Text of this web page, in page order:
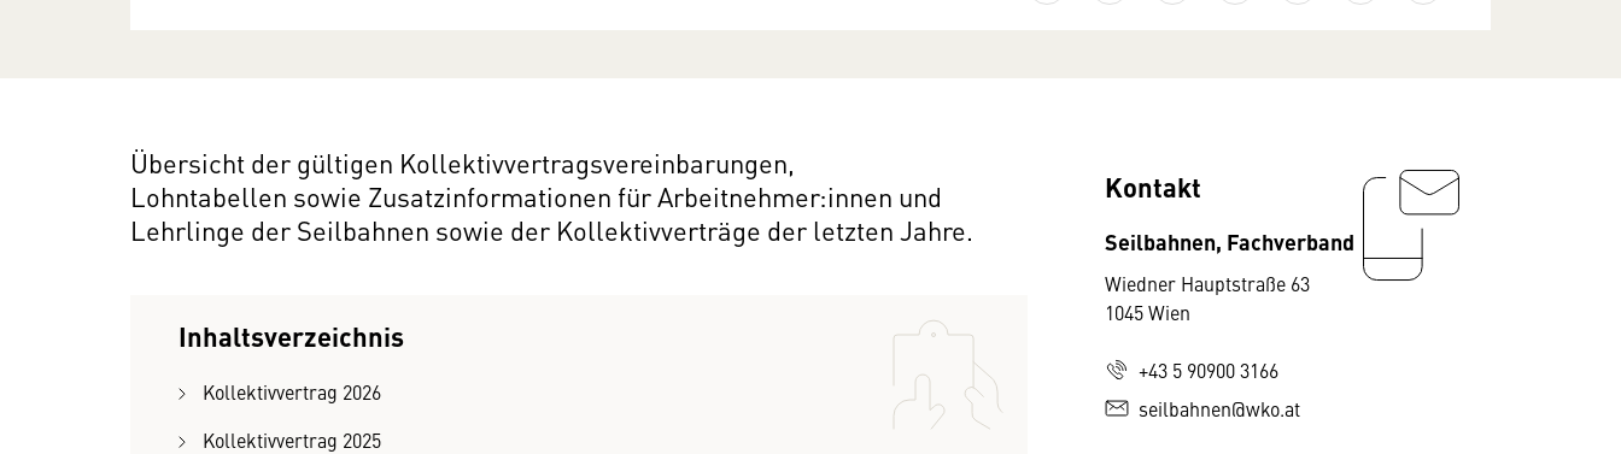
Übersicht der gültigen Kollektivvertragsvereinbarungen,
Lohntabellen sowie Zusatzinformationen für Arbeitnehmer:innen und
Lehrlinge der Seilbahnen sowie der Kollektivverträge der letzten Jahre.
Inhaltsverzeichnis
Kollektivvertrag 2026
Kollektivvertrag 2025
Kontakt
Seilbahnen, Fachverband
Wiedner Hauptstraße 63
1045 Wien
+43 5 90900 3166
seilbahnen@wko.at